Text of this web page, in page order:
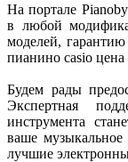
На портале
в любой
моделей,
пианино casio цена
Будем рады
Экспертная
инструмента
ваше
лучшие